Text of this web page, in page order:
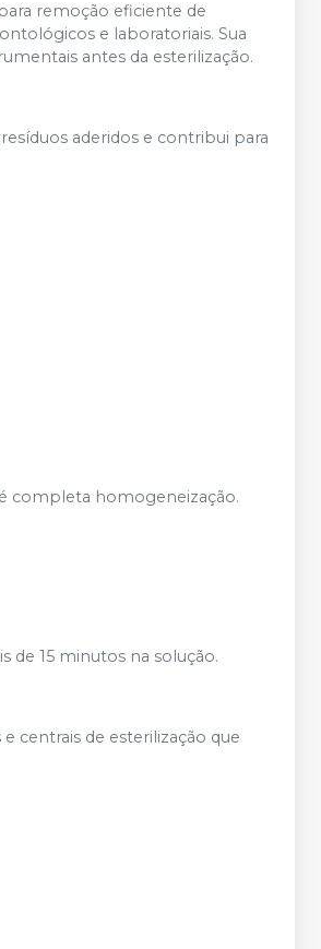
remoção eficiente de
e laboratoriais. Sua
antes da esterilização.
aderidos e contribui para
completa homogeneização.
15 minutos na solução.
centrais de esterilização que